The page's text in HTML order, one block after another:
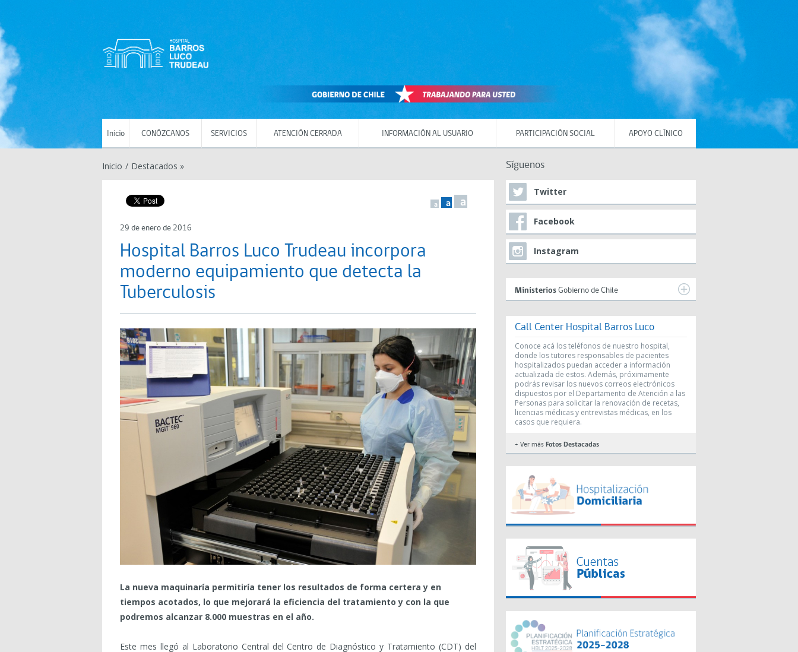
Inicio CONÓZCANOS SERVICIOS ATENCIÓN CERRADA INFORMACIÓN AL USUARIO PARTICIPACIÓN SOCIAL APOYO CLÍNICO
Inicio / Destacados »
a a a
29 de enero de 2016
Hospital Barros Luco Trudeau incorpora
moderno equipamiento que detecta la
Tuberculosis
La nueva maquinaría permitiría tener los resultados de forma certera y en
tiempos acotados, lo que mejorará la eficiencia del tratamiento y con la que
podremos alcanzar 8.000 muestras en el año.
Este mes llegó al Laboratorio Central del Centro de Diagnóstico y Tratamiento (CDT) del
Síguenos
Twitter
Facebook
Instagram
Ministerios Gobierno de Chile
Call Center Hospital Barros Luco
Conoce acá los teléfonos de nuestro hospital,
donde los tutores responsables de pacientes
hospitalizados puedan acceder a información
actualizada de estos. Además, próximamente
podrás revisar los nuevos correos electrónicos
dispuestos por el Departamento de Atención a las
Personas para solicitar la renovación de recetas,
licencias médicas y entrevistas médicas, en los
casos que requiera.
+ Ver más Fotos Destacadas